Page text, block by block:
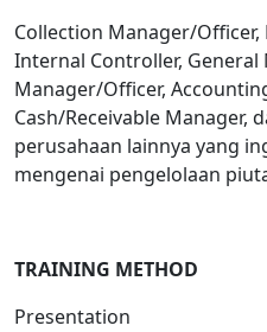
Collection Manager/Officer,
Internal Controller, General
Manager/Officer,
Cash/Receivable Manager,
perusahaan lainnya yang
mengenai pengelolaan
TRAINING METHOD
Presentation